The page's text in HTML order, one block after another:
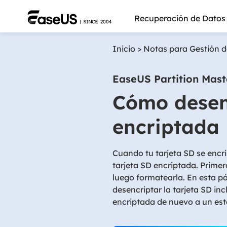
Recuperación de Datos
Más
Inicio > Notas para Gestión
EaseUS Partition
Cómo
encriptada
Cuando tu tarjeta SD se
tarjeta SD encriptada.
luego formatearla. En esta
desencriptar la tarjeta SD
encriptada de nuevo a un